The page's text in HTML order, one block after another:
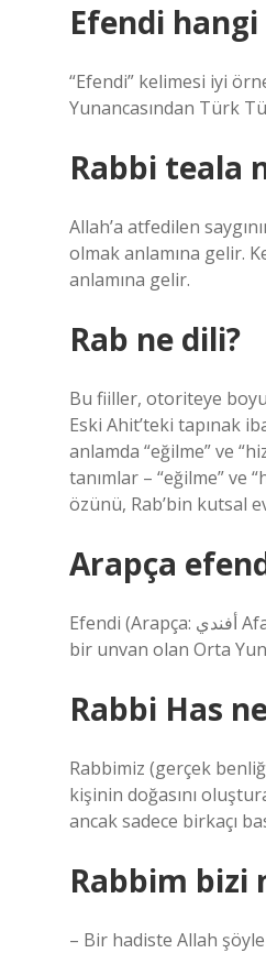
Efendi
“Efendi” kelimesi iyi
Yunancasından Türk
Rabbi teala
Allah’a atfedilen
olmak anlamına gelir.
anlamına gelir.
Rab ne dili?
Bu fiiller, otoriteye
Eski Ahit’teki tapınak
anlamda “eğilme” ve
tanımlar – “eğilme” ve
özünü, Rab’bin kutsal
Arapça
Efendi (Arapça: أفندي Afandī; Farsça: آفندی); Kelime, Bizans’ta “efendi”, “usta” veya “üstünlük” anlamına gelen fahri
bir unvan olan Orta
Rabbi Has
Rabbimiz (gerçek
kişinin doğasını
ancak sadece birkaçı
Rabbim bizi
– Bir hadiste Allah